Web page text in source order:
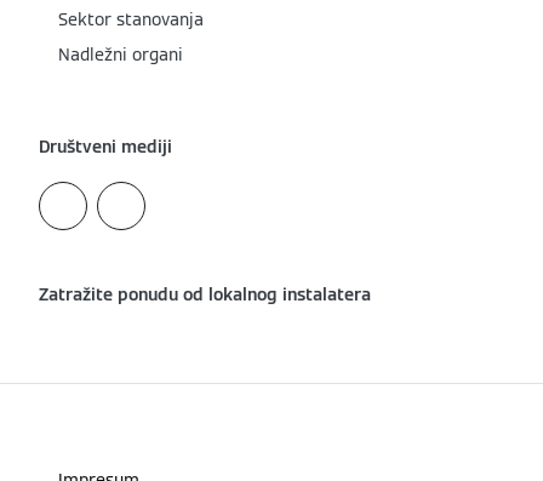
Sektor stanovanja
Nadležni organi
Društveni mediji
Zatražite ponudu od lokalnog instalatera